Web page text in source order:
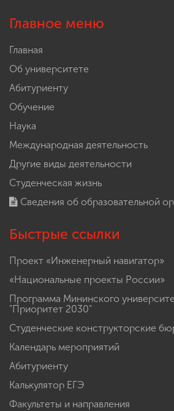
Главное меню
Главная
Об университете
Абитуриенту
Обучение
Наука
Международная деятельность
Другие виды деятельности
Студенческая жизнь
Сведения об образовательной
Быстрые ссылки
Проект «Инженерный навигатор»
«Национальные проекты России»
Программа Мининского
"Приоритет 2030"
Студенческие конструкторские
Календарь мероприятий
Абитуриенту
Калькулятор ЕГЭ
Факультеты и направления